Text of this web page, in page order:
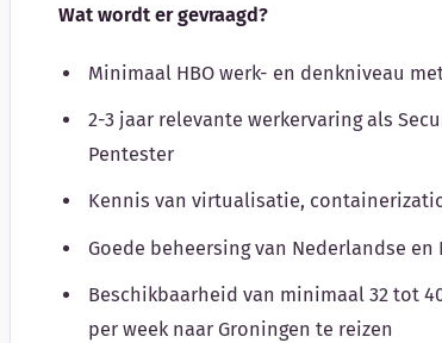
Wat wordt er gevraagd?
Minimaal HBO werk- en denkniveau
2-3 jaar relevante werkervaring als
Pentester
Kennis van virtualisatie,
Goede beheersing van Nederlandse en
Beschikbaarheid van minimaal 32 tot
per week naar Groningen te reizen